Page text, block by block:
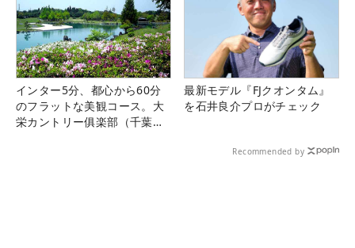
インター5分、都心から60分
のフラットな美観コース。大
栄カントリー俱楽部（千葉
最新モデル『FJクオンタム』
を石井良介プロがチェック
Recommended by